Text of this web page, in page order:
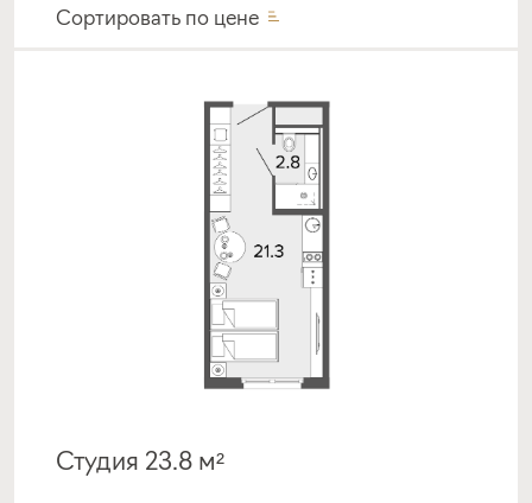
Сортировать по цене
Студия 23.8 м²